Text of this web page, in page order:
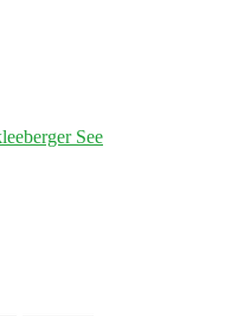
See